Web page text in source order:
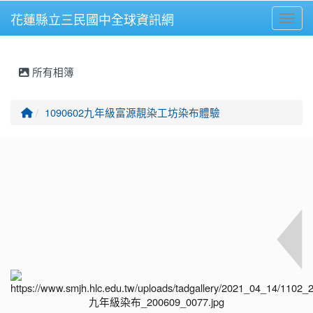
⏸
花蓮縣立三民國中全球資訊網
所有相簿
回首頁
1090602九年級富源靚染工坊染布體驗